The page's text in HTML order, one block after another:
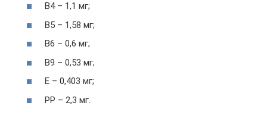
В4 – 1,1 мг;
В5 – 1,58 мг;
В6 – 0,6 мг;
В9 – 0,53 мг;
Е – 0,403 мг;
РР – 2,3 мг.